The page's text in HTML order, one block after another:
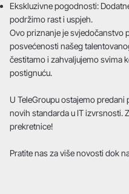
Ekskluzivne pogodnosti:
podržimo rast i uspjeh.
Ovo priznanje je svjedočanstvo
posvećenosti našeg
čestitamo i zahvaljujemo svima
postignuću.
U TeleGroupu ostajemo
novih standarda u IT izvrsnosti.
prekretnice!
Pratite nas za više novosti dok